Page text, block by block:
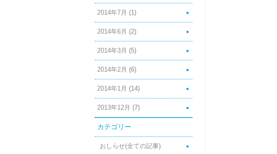
2014年7月 (1)
2014年6月 (2)
2014年3月 (5)
2014年2月 (6)
2014年1月 (14)
2013年12月 (7)
カテゴリー
おしらせ(全ての記事)